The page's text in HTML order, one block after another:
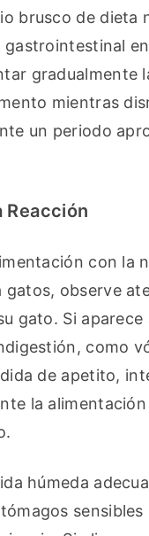
brusco de dieta
gastrointestinal
gradualmente
mientras
un periodo
Reacción
con la
gatos, observe
gato. Si aparece
como
de apetito,
la
húmeda
sensibles